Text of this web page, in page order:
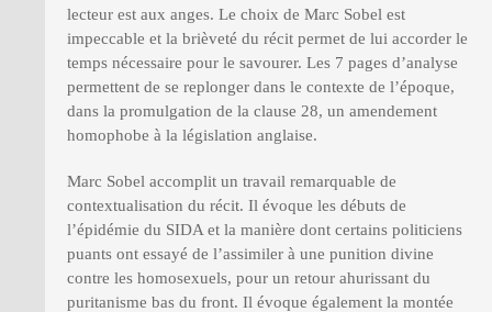
lecteur est aux anges. Le choix de Marc Sobel est
impeccable et la brièveté du récit permet de lui accorder le
temps nécessaire pour le savourer. Les 7 pages d’analyse
permettent de se replonger dans le contexte de l’époque,
dans la promulgation de la clause 28, un amendement
homophobe à la législation anglaise.
Marc Sobel accomplit un travail remarquable de
contextualisation du récit. Il évoque les débuts de
l’épidémie du SIDA et la manière dont certains politiciens
puants ont essayé de l’assimiler à une punition divine
contre les homosexuels, pour un retour ahurissant du
puritanisme bas du front. Il évoque également la montée